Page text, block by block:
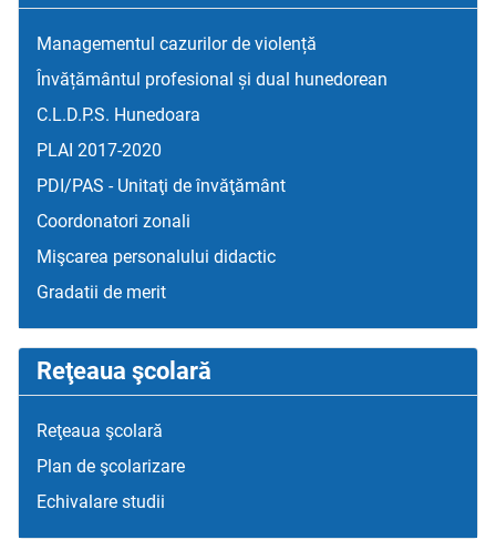
Managementul cazurilor de violență
Învățământul profesional și dual hunedorean
C.L.D.P.S. Hunedoara
PLAI 2017-2020
PDI/PAS - Unitaţi de învăţământ
Coordonatori zonali
Mişcarea personalului didactic
Gradatii de merit
Reţeaua şcolară
Reţeaua şcolară
Plan de şcolarizare
Echivalare studii